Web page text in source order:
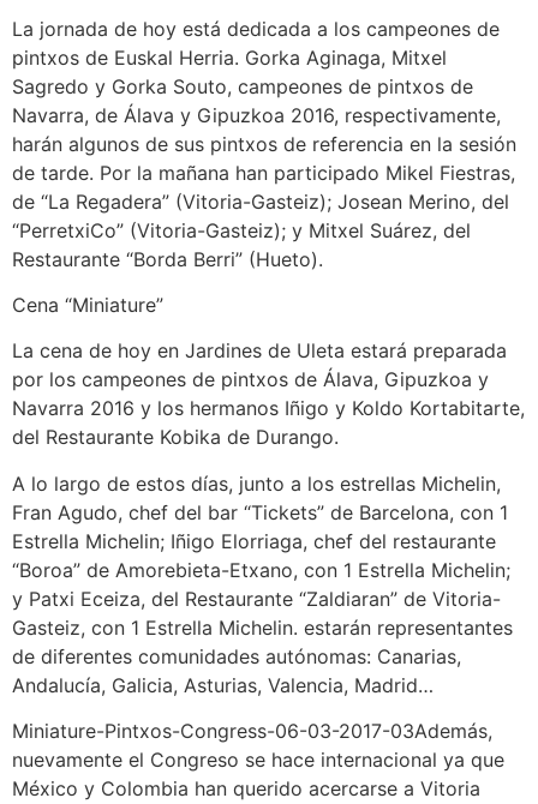
La jornada de hoy está dedicada a los campeones de
pintxos de Euskal Herria. Gorka Aginaga, Mitxel
Sagredo y Gorka Souto, campeones de pintxos de
Navarra, de Álava y Gipuzkoa 2016, respectivamente,
harán algunos de sus pintxos de referencia en la sesión
de tarde. Por la mañana han participado Mikel Fiestras,
de “La Regadera” (Vitoria-Gasteiz); Josean Merino, del
“PerretxiCo” (Vitoria-Gasteiz); y Mitxel Suárez, del
Restaurante “Borda Berri” (Hueto).
Cena “Miniature”
La cena de hoy en Jardines de Uleta estará preparada
por los campeones de pintxos de Álava, Gipuzkoa y
Navarra 2016 y los hermanos Iñigo y Koldo Kortabitarte,
del Restaurante Kobika de Durango.
A lo largo de estos días, junto a los estrellas Michelin,
Fran Agudo, chef del bar “Tickets” de Barcelona, con 1
Estrella Michelin; Iñigo Elorriaga, chef del restaurante
“Boroa” de Amorebieta-Etxano, con 1 Estrella Michelin;
y Patxi Eceiza, del Restaurante “Zaldiaran” de Vitoria-
Gasteiz, con 1 Estrella Michelin. estarán representantes
de diferentes comunidades autónomas: Canarias,
Andalucía, Galicia, Asturias, Valencia, Madrid…
Miniature-Pintxos-Congress-06-03-2017-03Además,
nuevamente el Congreso se hace internacional ya que
México y Colombia han querido acercarse a Vitoria